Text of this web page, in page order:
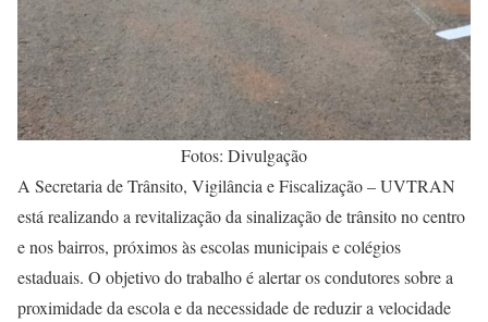
Fotos: Divulgação
A Secretaria de Trânsito, Vigilância e Fiscalização – UVTRAN
está realizando a revitalização da sinalização de trânsito no centro
e nos bairros, próximos às escolas municipais e colégios
estaduais. O objetivo do trabalho é alertar os condutores sobre a
proximidade da escola e da necessidade de reduzir a velocidade